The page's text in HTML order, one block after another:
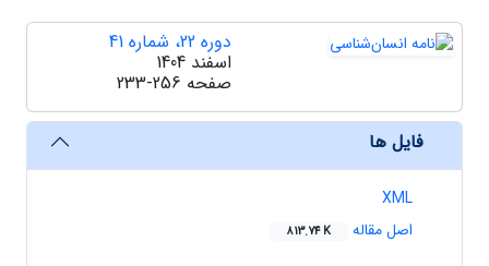
دوره 22، شماره 41
اسفند 1404
صفحه 233-256
فایل ها
XML
اصل مقاله
813.74 K